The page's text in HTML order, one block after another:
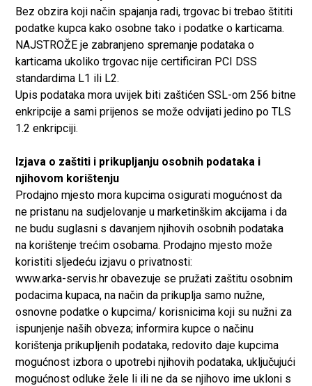
Bez obzira koji način spajanja radi, trgovac bi trebao štititi
podatke kupca kako osobne tako i podatke o karticama.
NAJSTROŽE je zabranjeno spremanje podataka o
karticama ukoliko trgovac nije certificiran PCI DSS
standardima L1 ili L2.
Upis podataka mora uvijek biti zaštićen SSL-om 256 bitne
enkripcije a sami prijenos se može odvijati jedino po TLS
1.2 enkripciji.
Izjava o zaštiti i prikupljanju osobnih podataka i
njihovom korištenju
Prodajno mjesto mora kupcima osigurati mogućnost da
ne pristanu na sudjelovanje u marketinškim akcijama i da
ne budu suglasni s davanjem njihovih osobnih podataka
na korištenje trećim osobama. Prodajno mjesto može
koristiti sljedeću izjavu o privatnosti:
www.arka-servis.hr obavezuje se pružati zaštitu osobnim
podacima kupaca, na način da prikuplja samo nužne,
osnovne podatke o kupcima/ korisnicima koji su nužni za
ispunjenje naših obveza; informira kupce o načinu
korištenja prikupljenih podataka, redovito daje kupcima
mogućnost izbora o upotrebi njihovih podataka, uključujući
mogućnost odluke žele li ili ne da se njihovo ime ukloni s